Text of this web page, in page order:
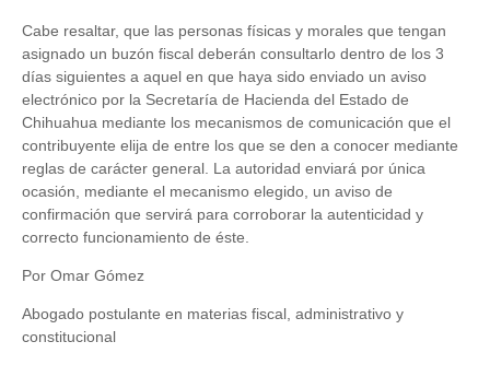
Cabe resaltar, que las personas físicas y morales que tengan
asignado un buzón fiscal deberán consultarlo dentro de los 3
días siguientes a aquel en que haya sido enviado un aviso
electrónico por la Secretaría de Hacienda del Estado de
Chihuahua mediante los mecanismos de comunicación que el
contribuyente elija de entre los que se den a conocer mediante
reglas de carácter general. La autoridad enviará por única
ocasión, mediante el mecanismo elegido, un aviso de
confirmación que servirá para corroborar la autenticidad y
correcto funcionamiento de éste.
Por Omar Gómez
Abogado postulante en materias fiscal, administrativo y
constitucional